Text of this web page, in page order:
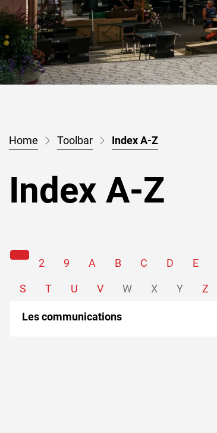
Toolbar Index A-Z(sélectionné)
Index A-Z
2 9 A B C D E
S T U V W X Y Z
Les communications